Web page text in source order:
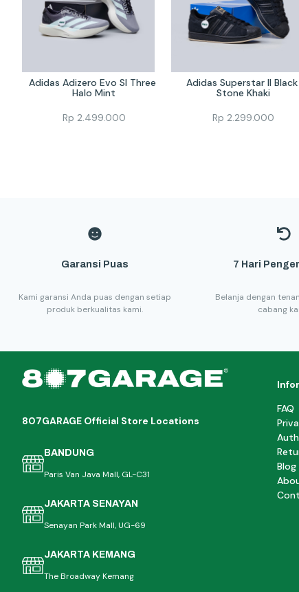
Adidas Adizero Evo Sl Three
Halo Mint
Rp 2.499.000
Adidas Superstar II Black
Stone Khaki
Rp 2.299.000
Garansi Puas
Kami garansi Anda puas dengan setiap
produk berkualitas kami.
7 Hari
Belanja dengan
cabang
807GARAGE Official Store Locations
BANDUNG
Paris Van Java Mall, GL-C31
JAKARTA SENAYAN
Senayan Park Mall, UG-69
JAKARTA KEMANG
The Broadway Kemang
FAQ
Blog